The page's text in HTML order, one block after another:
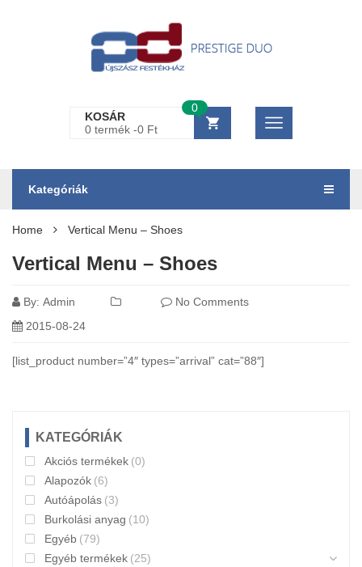
KOSÁR
0 termék -0 Ft
0
Kategóriák
Home Vertical Menu – Shoes
Vertical Menu – Shoes
By: Admin
No Comments
2015-08-24
[list_product number=”4″ types=”arrival” cat=”88″]
KATEGÓRIÁK
Akciós termékek (0)
Alapozók (6)
Autóápolás (3)
Burkolási anyag (10)
Egyéb (79)
Egyéb termékek (25)